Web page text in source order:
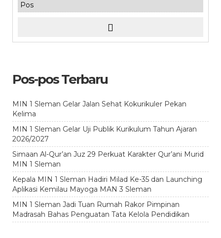
Pos-pos Terbaru
MIN 1 Sleman Gelar Jalan Sehat Kokurikuler Pekan
Kelima
MIN 1 Sleman Gelar Uji Publik Kurikulum Tahun Ajaran
2026/2027
Simaan Al-Qur’an Juz 29 Perkuat Karakter Qur’ani Murid
MIN 1 Sleman
Kepala MIN 1 Sleman Hadiri Milad Ke-35 dan Launching
Aplikasi Kemilau Mayoga MAN 3 Sleman
MIN 1 Sleman Jadi Tuan Rumah Rakor Pimpinan
Madrasah Bahas Penguatan Tata Kelola Pendidikan